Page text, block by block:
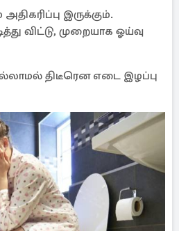
இருக்கும்.
விட்டு, முறையாக ஓய்வு
திடீரென எடை இழப்பு